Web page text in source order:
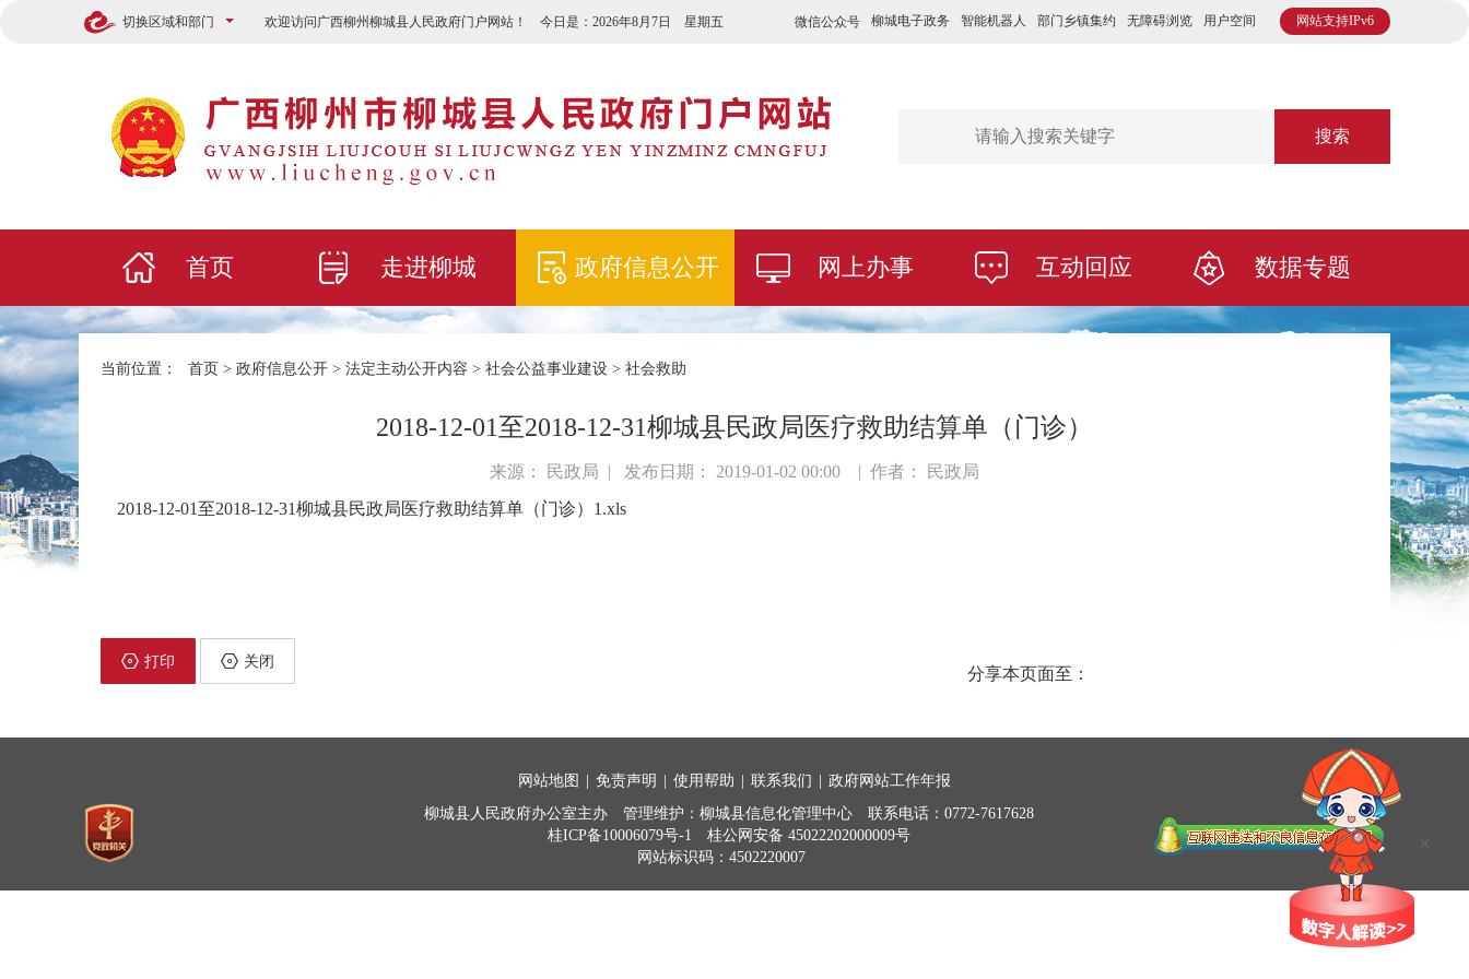
切换区域和部门 网站支持IPv6
微信公众号 柳城电子政务 智能机器人 部门乡镇集约 无障碍浏览 用户空间
欢迎访问广西柳州柳城县人民政府门户网站！ 今日是： 2026年8月7日 星期五
搜索
首页 走进柳城 政府信息公开 网上办事 互动回应 数据专题
当前位置： 首页 > 政府信息公开 > 法定主动公开内容 > 社会公益事业建设 > 社会救助
2018-12-01至2018-12-31柳城县民政局医疗救助结算单（门诊）
来源： 民政局 | 发布日期： 2019-01-02 00:00 | 作者： 民政局
2018-12-01至2018-12-31柳城县民政局医疗救助结算单（门诊）1.xls
打印 关闭
分享本页面至：
网站地图 免责声明 使用帮助 联系我们
政府网站工作年报
柳城县人民政府办公室主办
管理维护：柳城县信息化管理中心
联系电话：0772-7617628
桂ICP备10006079号-1
桂公网安备 45022202000009号
网站标识码：4502220007